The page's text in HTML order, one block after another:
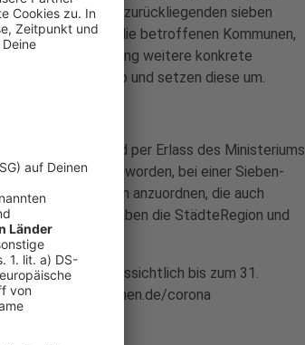
in den zurückliegenden sieben
Fall stimmen die betroffenen Kommunen,
Bezirksregierung weitere konkrete
ab und setzen diese um.
Westfalen sind per Erlass des Ministeriums
NRW angewiesen worden, bei einer Sieben-
anzuordnen, die auch
Erlasslage haben die StädteRegion und
Aachen gilt voraussichtlich bis zum 31.
aachen.de/corona